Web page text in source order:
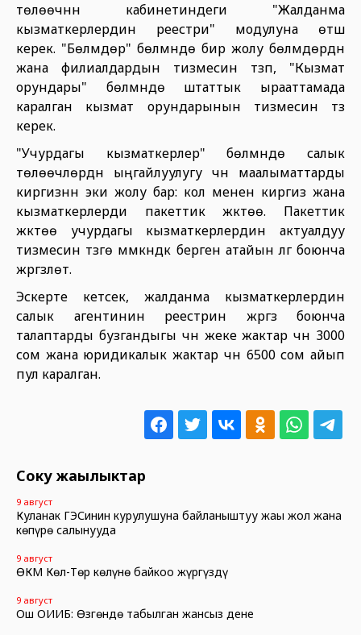
төлөөчүнүн кабинетиндеги "Жалданма
кызматкерлердин реестри" модулуна өтүшү
керек. "Бөлүмдөр" бөлүмүндө бир жолу бөлүмдөрдүн
жана филиалдардын тизмесин түзүп, "Кызмат
орундары" бөлүмүндө штаттык ырааттамада
каралган кызмат орундарынын тизмесин түзүү
керек.
"Учурдагы кызматкерлер" бөлүмүндө салык
төлөөчүлөрдүн ыңгайлуулугу үчүн маалыматтарды
киргизүүнүн эки жолу бар: кол менен киргизүү жана
кызматкерлерди пакеттик жүктөө. Пакеттик
жүктөө учурдагы кызматкерлердин актуалдуу
тизмесин түзүүгө мүмкүндүк берген атайын үлгү боюнча
жүргүзүлөт.
Эскерте кетсек, жалданма кызматкерлердин
салык агентинин реестрин жүргүзүү боюнча
талаптарды бузгандыгы үчүн жеке жактар үчүн 3000
сом жана юридикалык жактар үчүн 6500 сом айып
пул каралган.
Соңку жаңылыктар
9 август
Куланак ГЭСинин курулушуна байланыштуу жаңы жол жана
көпүрө салынууда
9 август
ӨКМ Көл-Төр көлүнө байкоо жүргүздү
9 август
Ош ОИИБ: Өзгөндө табылган жансыз дене